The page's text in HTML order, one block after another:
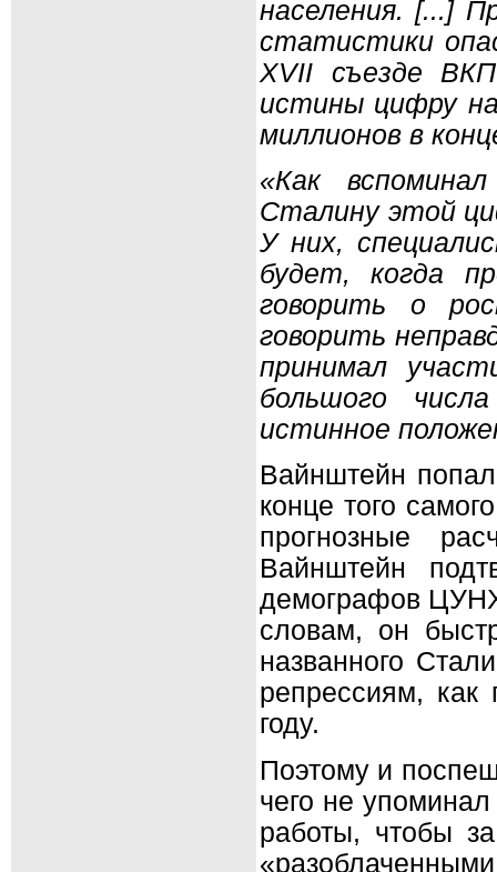
населения. [...]
статистики
XVII съезде
истины цифру
миллионов в
«Как
Сталину этой
У них,
будет, когда
говорить о
говорить
принимал
большого
истинное
Вайнштейн
конце того
прогнозные
Вайнштейн
демографов
словам, он
названного
репрессиям, как
году.
Поэтому и
чего не упоминал
работы, чтобы